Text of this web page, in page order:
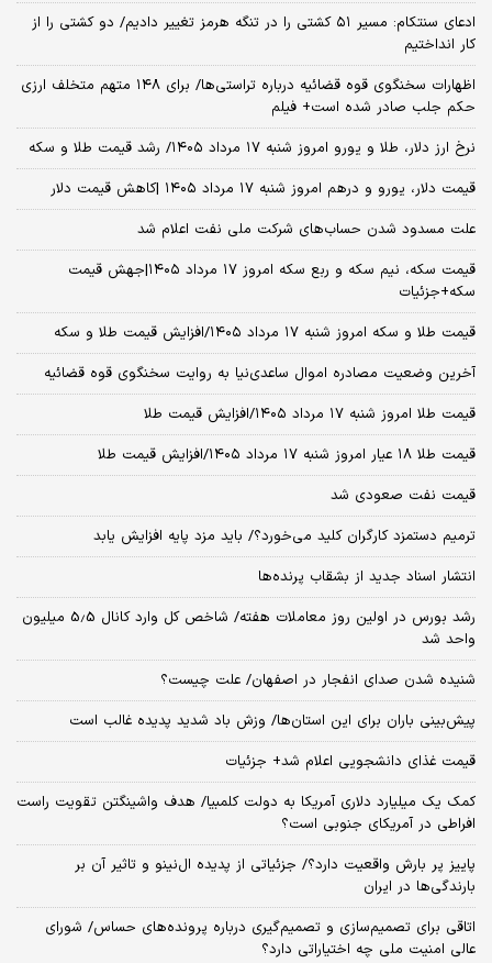
ادعای سنتکام: مسیر ۵۱ کشتی را در تنگه هرمز تغییر دادیم/ دو کشتی را از
کار انداختیم
اظهارات سخنگوی قوه قضائیه درباره تراستی‌ها/ برای ۱۴۸ متهم متخلف ارزی
حکم جلب صادر شده است+ فیلم
نرخ ارز دلار، طلا و یورو امروز شنبه ۱۷ مرداد ۱۴۰۵/ رشد قیمت طلا و سکه
قیمت دلار، یورو و درهم امروز شنبه ۱۷ مرداد ۱۴۰۵ |کاهش قیمت دلار
علت مسدود شدن حساب‌های شرکت ملی نفت اعلام شد
قیمت سکه، نیم سکه و ربع سکه امروز ۱۷ مرداد ۱۴۰۵|جهش قیمت
سکه+جزئیات
قیمت طلا و سکه امروز شنبه ۱۷ مرداد ۱۴۰۵/افزایش قیمت طلا و سکه
آخرین وضعیت مصادره اموال ساعدی‌نیا به روایت سخنگوی قوه قضائیه
قیمت طلا امروز شنبه ۱۷ مرداد ۱۴۰۵/افزایش قیمت طلا
قیمت طلا ۱۸ عیار امروز شنبه ۱۷ مرداد ۱۴۰۵/افزایش قیمت طلا
قیمت نفت صعودی شد
ترمیم دستمزد کارگران کلید می‌خورد؟/ باید مزد پایه افزایش یابد
انتشار اسناد جدید از بشقاب پرنده‌ها
رشد بورس در اولین روز معاملات هفته/ شاخص کل وارد کانال 5.5 میلیون
واحد شد
شنیده شدن صدای انفجار در اصفهان/ علت چیست؟
پیش‌بینی باران برای این استان‌ها/ وزش باد شدید پدیده غالب است
قیمت غذای دانشجویی اعلام شد+ جزئیات
کمک یک میلیارد دلاری آمریکا به دولت کلمبیا/ هدف واشینگتن تقویت راست
افراطی در آمریکای جنوبی است؟
پاییز پر بارش واقعیت دارد؟/ جزئیاتی از پدیده ال‌نینو و تاثیر آن بر
بارندگی‌ها در ایران
اتاقی برای تصمیم‌سازی و تصمیم‌گیری درباره پرونده‌های حساس/ شورای
عالی امنیت ملی چه اختیاراتی دارد؟